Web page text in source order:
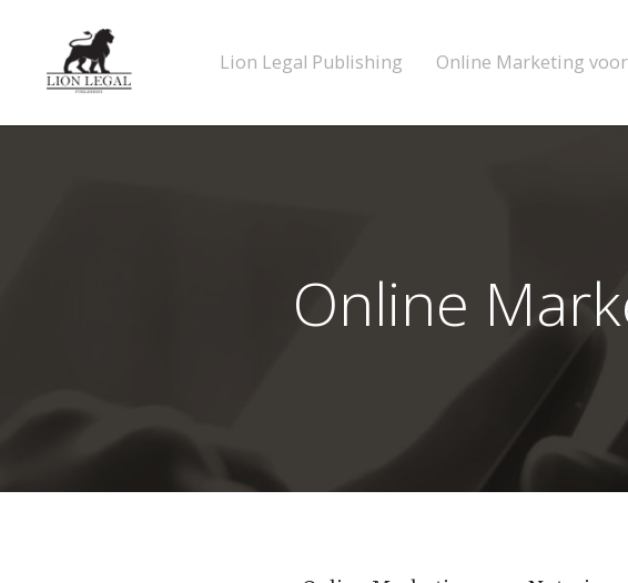
Lion Legal Publishing Online Marketing
Online